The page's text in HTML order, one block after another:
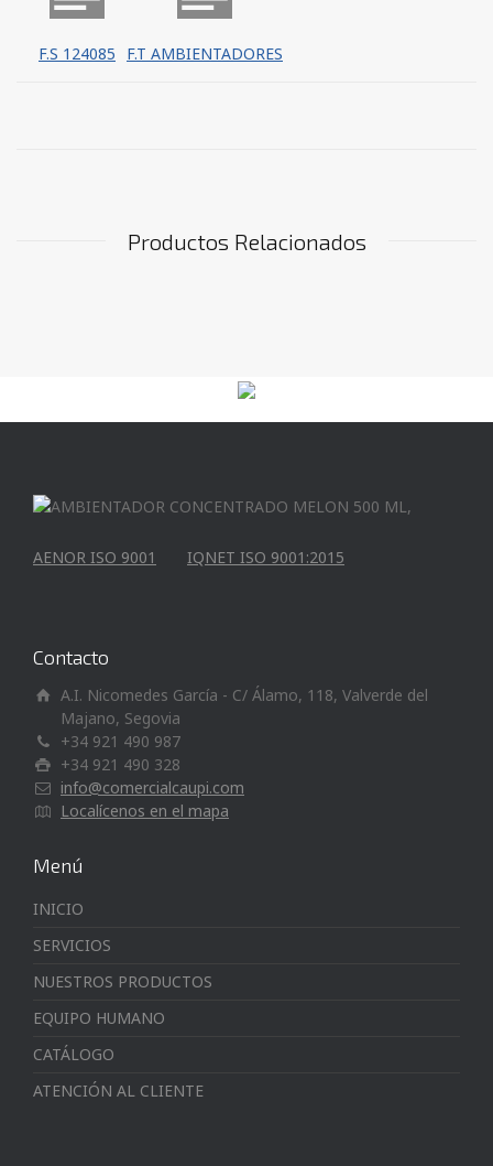
F.S 124085 F.T AMBIENTADORES
Productos Relacionados
AENOR ISO 9001 IQNET ISO 9001:2015
Contacto
A.I. Nicomedes García - C/ Álamo, 118, Valverde del
Majano, Segovia
+34 921 490 987
+34 921 490 328
info@comercialcaupi.com
Localícenos en el mapa
Menú
INICIO
SERVICIOS
NUESTROS PRODUCTOS
EQUIPO HUMANO
CATÁLOGO
ATENCIÓN AL CLIENTE